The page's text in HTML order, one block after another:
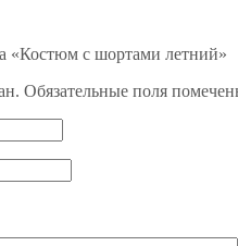
«Костюм с шортами летний»
Обязательные поля